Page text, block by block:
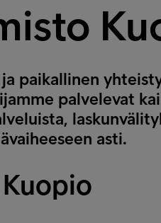
paikallinen
palvelevat
asti.